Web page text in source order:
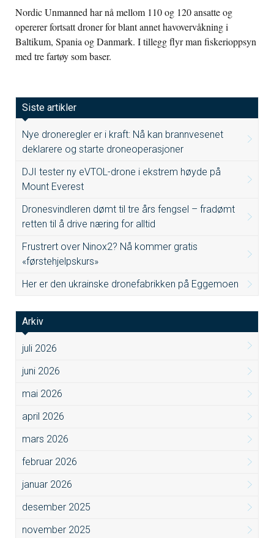
Nordic Unmanned har nå mellom 110 og 120 ansatte og
opererer fortsatt droner for blant annet havovervåkning i
Baltikum, Spania og Danmark. I tillegg flyr man fiskerioppsyn
med tre fartøy som baser.
Siste artikler
Nye droneregler er i kraft: Nå kan brannvesenet
deklarere og starte droneoperasjoner
DJI tester ny eVTOL-drone i ekstrem høyde på
Mount Everest
Dronesvindleren dømt til tre års fengsel – fradømt
retten til å drive næring for alltid
Frustrert over Ninox2? Nå kommer gratis
«førstehjelpskurs»
Her er den ukrainske dronefabrikken på Eggemoen
Arkiv
juli 2026
juni 2026
mai 2026
april 2026
mars 2026
februar 2026
januar 2026
desember 2025
november 2025